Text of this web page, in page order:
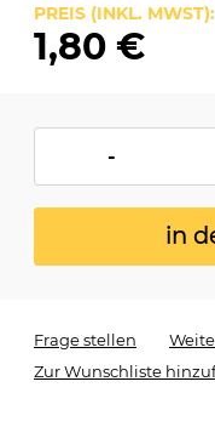
PREIS (INKL. MWST):
1,80 €
-
in
Frage stellen
Zur Wunschliste